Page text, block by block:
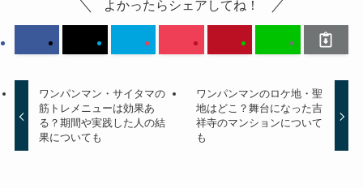
よかったらシェアしてね！
ワンパンマン・サイタマの
筋トレメニューは効果あ
る？期間や実践した人の結
果についても
ワンパンマンのロケ地・聖
地はどこ？舞台になった吉
祥寺のマンションについて
も